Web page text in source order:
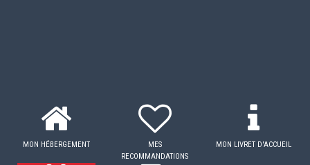
MON HÉBERGEMENT
MES
RECOMMANDATIONS
MON LIVRET D'ACCUEIL